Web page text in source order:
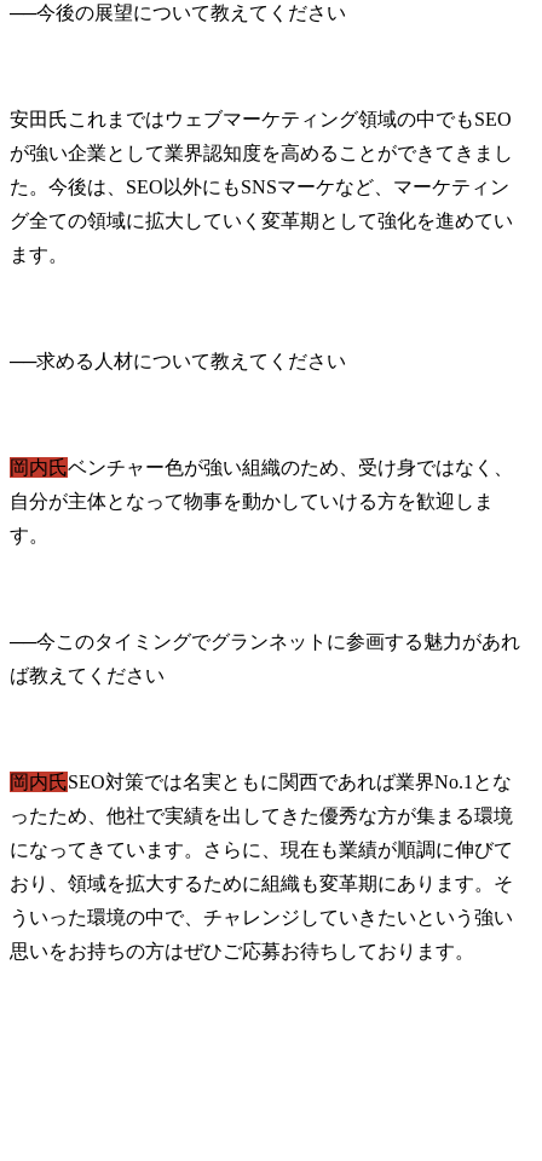
──
安田氏これまではウェブマーケティング領域の中でもSEO
が強い企業として業界認知度を高めることができてきまし
た。今後は、SEO以外にもSNSマーケなど、マーケティン
グ全ての領域に拡大していく変革期として強化を進めてい
ます。
──
岡内氏ベンチャー色が強い組織のため、受け身ではなく、
自分が主体となって物事を動かしていける方を歓迎しま
す。
──今このタイミングでグランネットに参画する魅力があれ
岡内氏SEO対策では名実ともに関西であれば業界No.1とな
ったため、他社で実績を出してきた優秀な方が集まる環境
になってきています。さらに、現在も業績が順調に伸びて
おり、領域を拡大するために組織も変革期にあります。そ
ういった環境の中で、チャレンジしていきたいという強い
思いをお持ちの方はぜひご応募お待ちしております。